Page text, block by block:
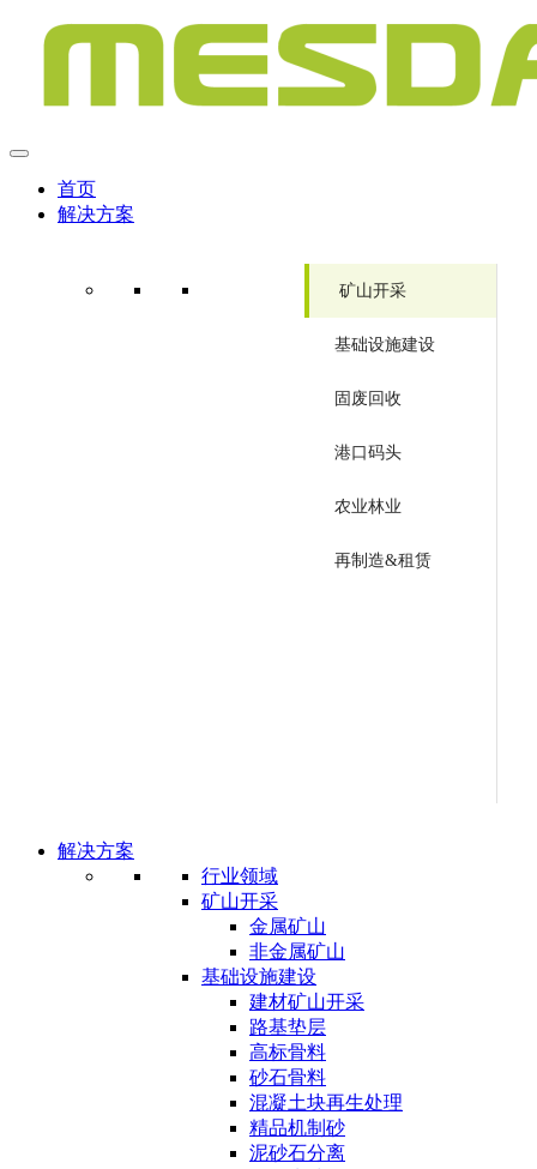
首页
解决方案
矿山开采
基础设施建设
固废回收
港口码头
农业林业
再制造&租赁
解决方案
行业领域
矿山开采
金属矿山
非金属矿山
基础设施建设
建材矿山开采
路基垫层
高标骨料
砂石骨料
混凝土块再生处理
精品机制砂
泥砂石分离